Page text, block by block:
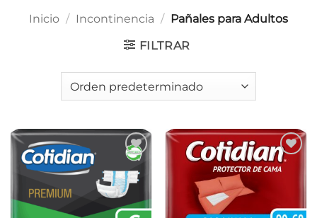
Inicio / Incontinencia / Pañales para Adultos
FILTRAR